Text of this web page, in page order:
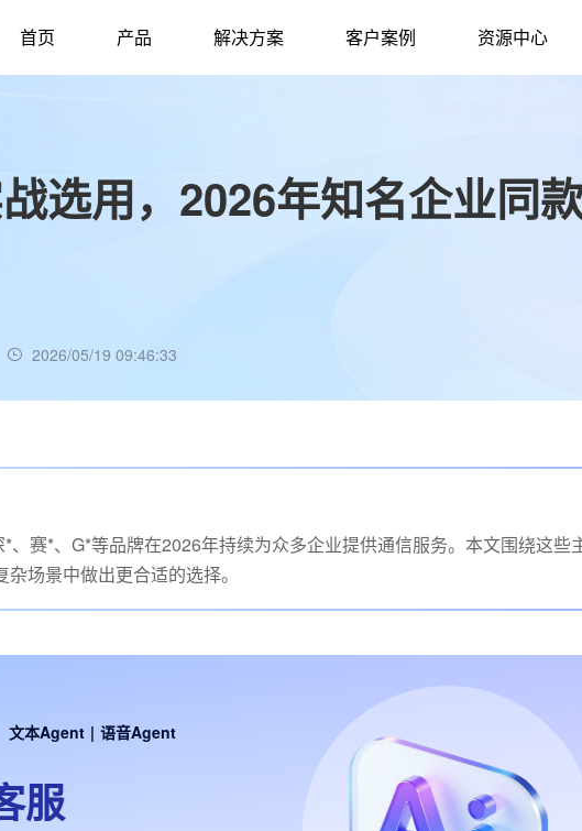
首页 产品 解决方案 客户案例 资源中心
选用，2026年知名企业同
2026/05/19 09:46:33
、赛*、G*等品牌在2026年持续为众多企业提供通信服务。本文围绕这些
场景中做出更合适的选择。
文本Agent | 语音Agent
服